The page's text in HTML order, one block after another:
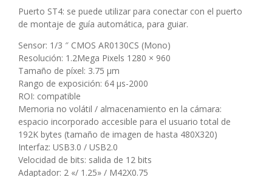
Puerto ST4: se puede utilizar para conectar con el puerto
de montaje de guía automática, para guiar.
Sensor: 1/3 ″ CMOS AR0130CS (Mono)
Resolución: 1.2Mega Pixels 1280 × 960
Tamaño de píxel: 3.75 µm
Rango de exposición: 64 µs-2000
ROI: compatible
Memoria no volátil / almacenamiento en la cámara:
espacio incorporado accesible para el usuario total de
192K bytes (tamaño de imagen de hasta 480X320)
Interfaz: USB3.0 / USB2.0
Velocidad de bits: salida de 12 bits
Adaptador: 2 «/ 1.25» / M42X0.75